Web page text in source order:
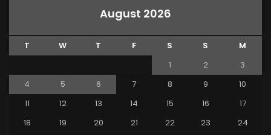
August 2026
T W T F S S
M
1
2
3
4
5 6 7 8 9
10
11
12 13 14 15 16
17
18
19 20 21 22 23 24